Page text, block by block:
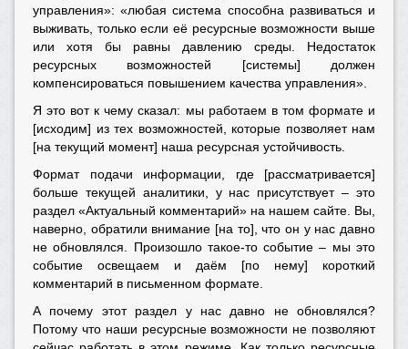
управления»: «любая система способна развиваться и
выживать, только если её ресурсные возможности выше
или хотя бы равны давлению среды. Недостаток
ресурсных возможностей [системы] должен
компенсироваться повышением качества управления».
Я это вот к чему сказал: мы работаем в том формате и
[исходим] из тех возможностей, которые позволяет нам
[на текущий момент] наша ресурсная устойчивость.
Формат подачи информации, где [рассматривается]
больше текущей аналитики, у нас присутствует – это
раздел «Актуальный комментарий» на нашем сайте. Вы,
наверно, обратили внимание [на то], что он у нас давно
не обновлялся. Произошло такое-то событие – мы это
событие освещаем и даём [по нему] короткий
комментарий в письменном формате.
А почему этот раздел у нас давно не обновлялся?
Потому что наши ресурсные возможности не позволяют